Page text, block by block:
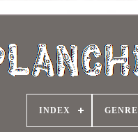
INDEX GENRE